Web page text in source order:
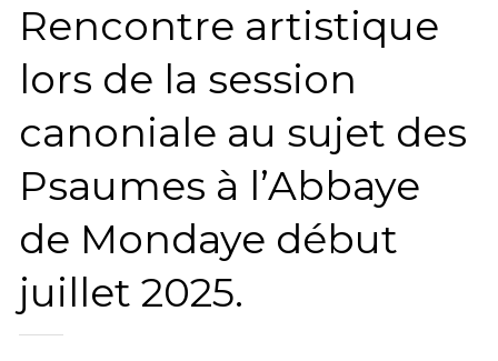
Rencontre artistique
lors de la session
canoniale au sujet des
Psaumes à l’Abbaye
de Mondaye début
juillet 2025.